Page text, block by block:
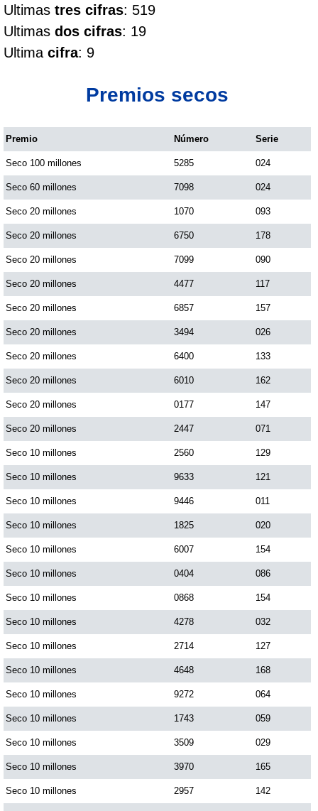
Chontico Día
Culona noche
Dorado Mañana
Dorado Tarde
Dorado Noche
Fantástica Día
Fantástica Noche
Motilon Tarde
Motilon Noche
Paisita Día
Paisita Noche
Paisita 3
Pick 3 Día
Pick 3 Noche
Pick 4 Día
Pick 4 Noche
Pijao de Oro
Ultimas tres cifras: 519
Ultimas dos cifras: 19
Ultima cifra: 9
Premios secos
Premio Número Serie
Seco 100 millones 5285 024
Seco 60 millones 7098 024
Seco 20 millones 1070 093
Seco 20 millones 6750 178
Seco 20 millones 7099 090
Seco 20 millones 4477 117
Seco 20 millones 6857 157
Seco 20 millones 3494 026
Seco 20 millones 6400 133
Seco 20 millones 6010 162
Seco 20 millones 0177 147
Seco 20 millones 2447 071
Seco 10 millones 2560 129
Seco 10 millones 9633 121
Seco 10 millones 9446 011
Seco 10 millones 1825 020
Seco 10 millones 6007 154
Seco 10 millones 0404 086
Seco 10 millones 0868 154
Seco 10 millones 4278 032
Seco 10 millones 2714 127
Seco 10 millones 4648 168
Seco 10 millones 9272 064
Seco 10 millones 1743 059
Seco 10 millones 3509 029
Seco 10 millones 3970 165
Seco 10 millones 2957 142